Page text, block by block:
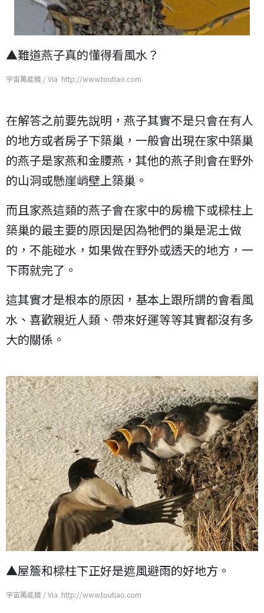
▲難道燕子真的懂得看風水？
宇宙萬能鏡 / Via http://www.toutiao.com
在解答之前要先說明，燕子其實不是只會在有人
的地方或者房子下築巢，一般會出現在家中築巢
的燕子是家燕和金腰燕，其他的燕子則會在野外
的山洞或懸崖峭壁上築巢。
而且家燕這類的燕子會在家中的房檐下或樑柱上
築巢的最主要的原因是因為牠們的巢是泥土做
的，不能碰水，如果做在野外或透天的地方，一
下雨就完了。
這其實才是根本的原因，基本上跟所謂的會看風
水、喜歡親近人類、帶來好運等等其實都沒有多
大的關係。
▲屋簷和樑柱下正好是遮風避雨的好地方。
宇宙萬能鏡 / Via http://www.toutiao.com